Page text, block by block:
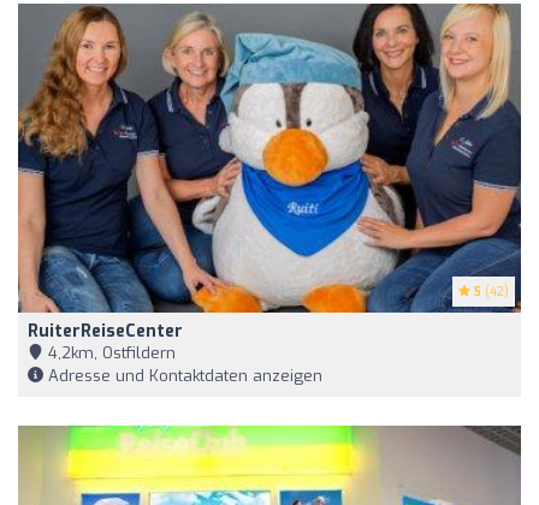
5 (42)
RuiterReiseCenter
4,2km, Ostfildern
Adresse und Kontaktdaten anzeigen